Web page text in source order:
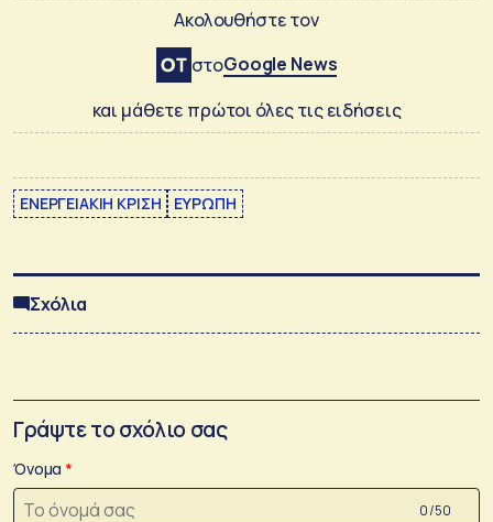
Ακολουθήστε τον
στοGoogle News
και μάθετε πρώτοι όλες τις ειδήσεις
ΕΝΕΡΓΕΙΑΚΙΗ ΚΡΙΣΗ ΕΥΡΩΠΗ
Σχόλια
Γράψτε το σχόλιο σας
Όνομα
0 /50